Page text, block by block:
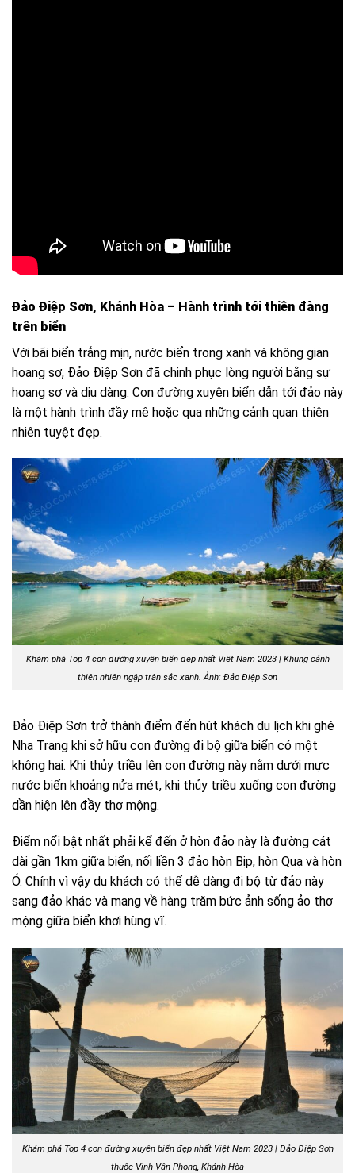
Đảo Điệp Sơn, Khánh Hòa – Hành trình tới thiên đàng
trên biển
Với bãi biển trắng mịn, nước biển trong xanh và không gian
hoang sơ, Đảo Điệp Sơn đã chinh phục lòng người bằng sự
hoang sơ và dịu dàng. Con đường xuyên biển dẫn tới đảo này
là một hành trình đầy mê hoặc qua những cảnh quan thiên
nhiên tuyệt đẹp.
Khám phá Top 4 con đường xuyên biển đẹp nhất Việt Nam 2023 | Khung cảnh
thiên nhiên ngập tràn sắc xanh. Ảnh: Đảo Điệp Sơn
Đảo Điệp Sơn trở thành điểm đến hút khách du lịch khi ghé
Nha Trang khi sở hữu con đường đi bộ giữa biển có một
không hai. Khi thủy triều lên con đường này nằm dưới mực
nước biển khoảng nửa mét, khi thủy triều xuống con đường
dần hiện lên đầy thơ mộng.
Điểm nổi bật nhất phải kể đến ở hòn đảo này là đường cát
dài gần 1km giữa biển, nối liền 3 đảo hòn Bịp, hòn Quạ và hòn
Ó. Chính vì vậy du khách có thể dễ dàng đi bộ từ đảo này
sang đảo khác và mang về hàng trăm bức ảnh sống ảo thơ
mộng giữa biển khơi hùng vĩ.
Khám phá Top 4 con đường xuyên biển đẹp nhất Việt Nam 2023 | Đảo Điệp Sơn
thuộc Vịnh Vân Phong, Khánh Hòa